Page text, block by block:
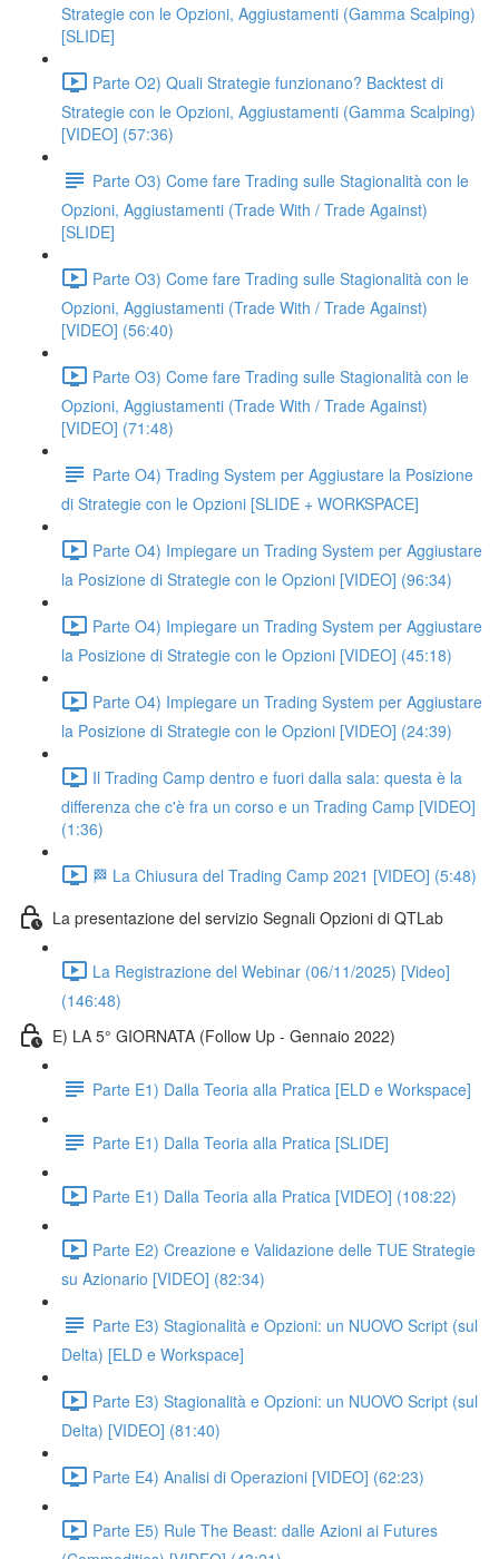
Strategie con le Opzioni, Aggiustamenti (Gamma Scalping)
[SLIDE]
Parte O2) Quali Strategie funzionano? Backtest di
Strategie con le Opzioni, Aggiustamenti (Gamma Scalping)
[VIDEO] (57:36)
Parte O3) Come fare Trading sulle Stagionalità con le
Opzioni, Aggiustamenti (Trade With / Trade Against)
[SLIDE]
Parte O3) Come fare Trading sulle Stagionalità con le
Opzioni, Aggiustamenti (Trade With / Trade Against)
[VIDEO] (56:40)
Parte O3) Come fare Trading sulle Stagionalità con le
Opzioni, Aggiustamenti (Trade With / Trade Against)
[VIDEO] (71:48)
Parte O4) Trading System per Aggiustare la Posizione
di Strategie con le Opzioni [SLIDE + WORKSPACE]
Parte O4) Impiegare un Trading System per Aggiustare
la Posizione di Strategie con le Opzioni [VIDEO] (96:34)
Parte O4) Impiegare un Trading System per Aggiustare
la Posizione di Strategie con le Opzioni [VIDEO] (45:18)
Parte O4) Impiegare un Trading System per Aggiustare
la Posizione di Strategie con le Opzioni [VIDEO] (24:39)
Il Trading Camp dentro e fuori dalla sala: questa è la
differenza che c'è fra un corso e un Trading Camp [VIDEO]
(1:36)
🏁 La Chiusura del Trading Camp 2021 [VIDEO] (5:48)
La presentazione del servizio Segnali Opzioni di QTLab
La Registrazione del Webinar (06/11/2025) [Video]
(146:48)
E) LA 5° GIORNATA (Follow Up - Gennaio 2022)
Parte E1) Dalla Teoria alla Pratica [ELD e Workspace]
Parte E1) Dalla Teoria alla Pratica [SLIDE]
Parte E1) Dalla Teoria alla Pratica [VIDEO] (108:22)
Parte E2) Creazione e Validazione delle TUE Strategie
su Azionario [VIDEO] (82:34)
Parte E3) Stagionalità e Opzioni: un NUOVO Script (sul
Delta) [ELD e Workspace]
Parte E3) Stagionalità e Opzioni: un NUOVO Script (sul
Delta) [VIDEO] (81:40)
Parte E4) Analisi di Operazioni [VIDEO] (62:23)
Parte E5) Rule The Beast: dalle Azioni ai Futures